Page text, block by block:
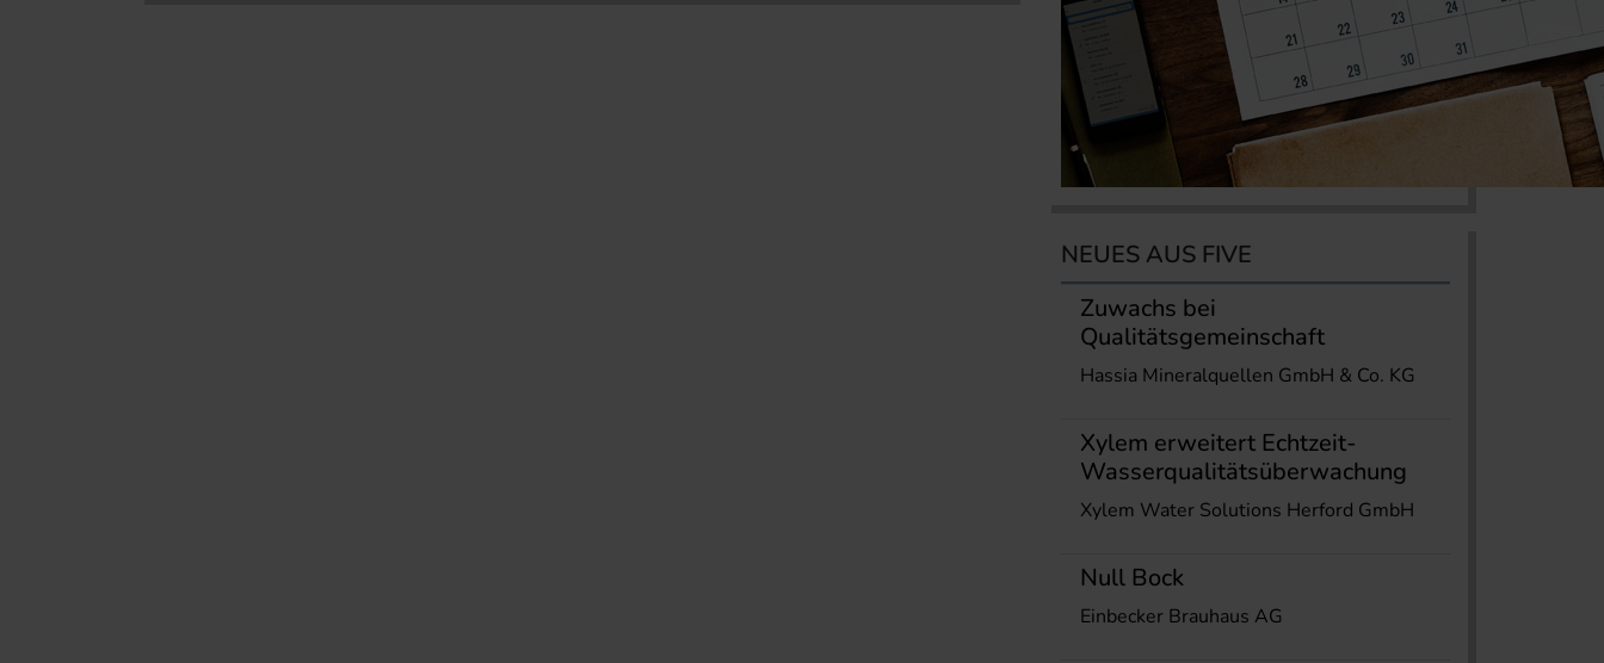
NEUES AUS FIVE
Zuwachs bei
Qualitätsgemeinschaft
Hassia Mineralquellen GmbH & Co. KG
Xylem erweitert Echtzeit-
Wasserqualitätsüberwachung
Xylem Water Solutions Herford GmbH
Null Bock
Einbecker Brauhaus AG